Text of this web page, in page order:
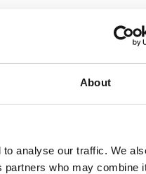
About
analyse our traffic. We
who may combine